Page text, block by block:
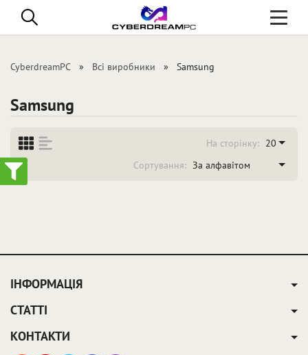
Toggle
CyberdreamPC Всі виробники Samsung
Samsung
На сторінку: 20
Сортування: За алфавітом
ІНФОРМАЦІЯ
СТАТТІ
КОНТАКТИ